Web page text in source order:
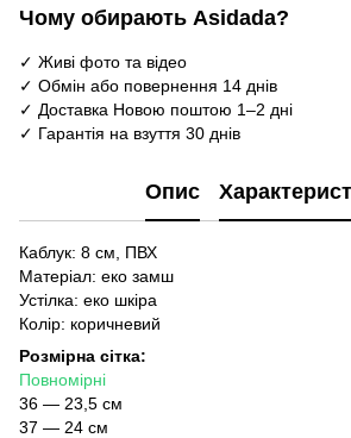
Чому обирають Asidada?
✓ Живі фото та відео
✓ Обмін або повернення 14 днів
✓ Доставка Новою поштою 1–2 дні
✓ Гарантія на взуття 30 днів
Опис
Каблук: 8 см, ПВХ
Матеріал: еко замш
Устілка: еко шкіра
Колір: коричневий
Розмірна сітка:
Повномірні
36 — 23,5 см
37 — 24 см